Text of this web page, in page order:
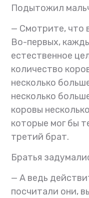
Подытожил
— Смотрите, что
Во-первых,
естественное
количество
несколько
несколько
коровы
которые мог бы
третий брат.
Братья
— А ведь
посчитали они,